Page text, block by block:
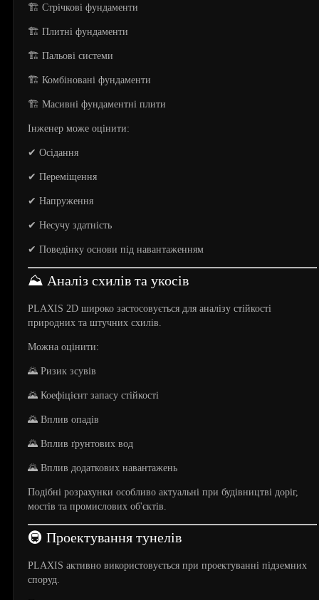
🏗️ Стрічкові фундаменти
🏗️ Плитні фундаменти
🏗️ Пальові системи
🏗️ Комбіновані фундаменти
🏗️ Масивні фундаментні плити
Інженер може оцінити:
✔ Осідання
✔ Переміщення
✔ Напруження
✔ Несучу здатність
✔ Поведінку основи під навантаженням
⛰️ Аналіз схилів та укосів
PLAXIS 2D широко застосовується для аналізу стійкості
природних та штучних схилів.
Можна оцінити:
🌄 Ризик зсувів
🌄 Коефіцієнт запасу стійкості
🌄 Вплив опадів
🌄 Вплив ґрунтових вод
🌄 Вплив додаткових навантажень
Подібні розрахунки особливо актуальні при будівництві доріг,
мостів та промислових об'єктів.
🚇 Проектування тунелів
PLAXIS активно використовується при проектуванні підземних
споруд.